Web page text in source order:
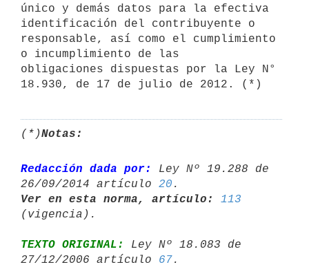
único y demás datos para la efectiva
identificación del contribuyente o
responsable, así como el cumplimiento
o incumplimiento de las
obligaciones dispuestas por la Ley N°
18.930, de 17 de julio de 2012. (*)
(*)Notas:
Redacción dada por:
Ley Nº 19.288 de
26/09/2014 artículo 20
Ver en esta norma, artículo:
113
TEXTO ORIGINAL:
Ley Nº 18.083 de
27/12/2006 artículo 67